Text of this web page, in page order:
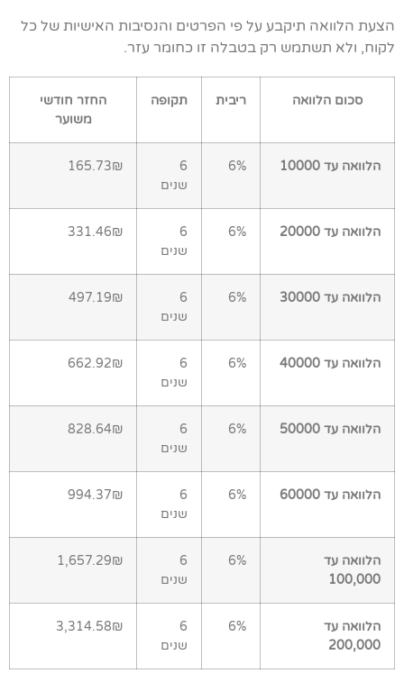
הצעת הלוואה תיקבע על פי הפרטים והנסיבות האישיות של כל
לקוח, ולא תשתמש רק בטבלה זו כחומר עזר.
סכום הלוואה ריבית תקופה
החזר חודשי
משוער
הלוואה עד 10000 6%
6
שנים
165.73₪
הלוואה עד 20000 6%
6
שנים
331.46₪
הלוואה עד 30000 6%
6
שנים
497.19₪
הלוואה עד 40000 6%
6
שנים
662.92₪
הלוואה עד 50000 6%
6
שנים
828.64₪
הלוואה עד 60000 6%
6
שנים
994.37₪
הלוואה עד
100,000
6%
6
שנים
1,657.29₪
הלוואה עד
200,000
6%
6
שנים
3,314.58₪